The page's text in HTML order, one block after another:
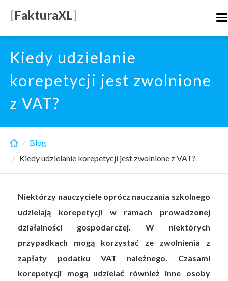
main
content
[FakturaXL]
Kiedy udzielanie
korepetycji jest zwolnione
z VAT?
Blog
Kiedy udzielanie korepetycji jest zwolnione z VAT?
Niektórzy nauczyciele oprócz nauczania szkolnego
udzielają korepetycji w ramach prowadzonej
działalności gospodarczej. W niektórych
przypadkach mogą korzystać ze zwolnienia z
zapłaty podatku VAT należnego. Czasami
korepetycji mogą udzielać również inne osoby